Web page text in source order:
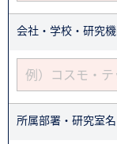
会社・学校・研究
所属部署・研究室